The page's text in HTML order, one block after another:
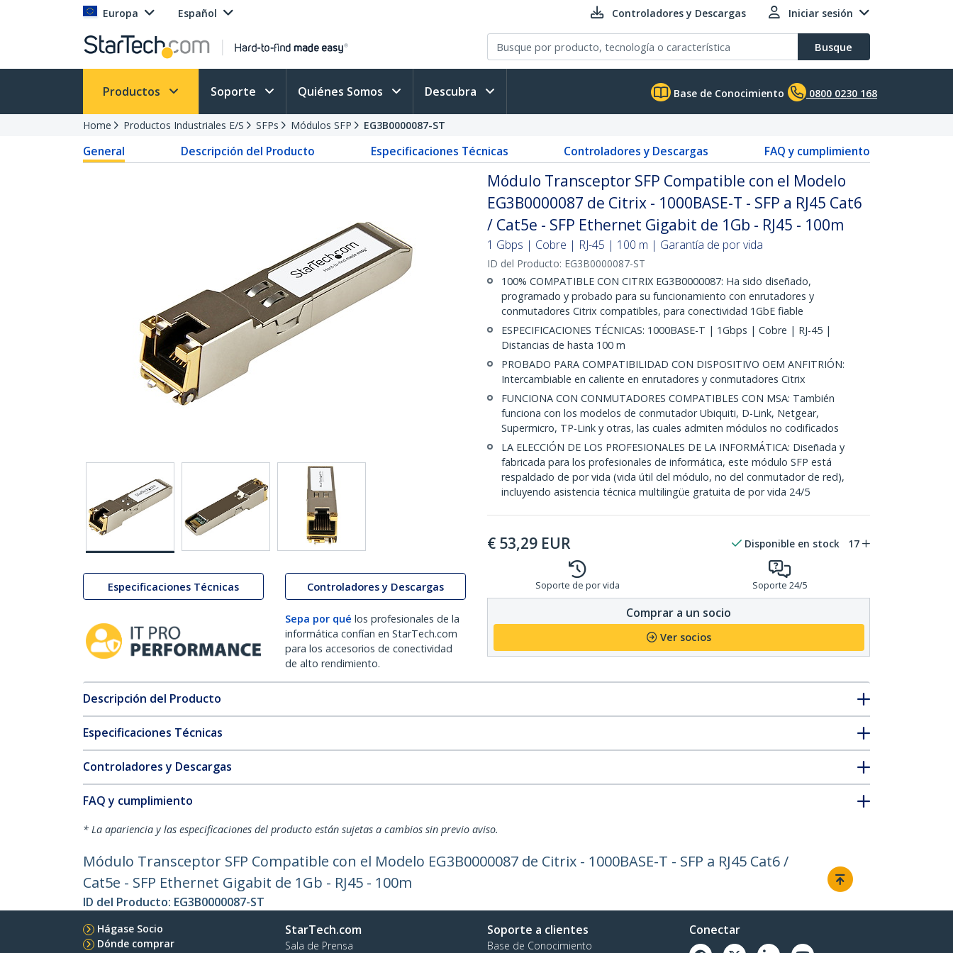
Europa Español Controladores y Descargas Iniciar sesión
Busque
Productos Soporte Quiénes Somos Descubra Base de Conocimiento 0800 0230 168
Home Productos Industriales E/S SFPs Módulos SFP EG3B0000087-ST
General Descripción del Producto Especificaciones Técnicas Controladores y Descargas FAQ y cumplimiento
Especificaciones Técnicas Controladores y Descargas
Sepa por qué los profesionales de la
informática confían en StarTech.com
para los accesorios de conectividad
de alto rendimiento.
Módulo Transceptor SFP Compatible con el Modelo
EG3B0000087 de Citrix - 1000BASE-T - SFP a RJ45 Cat6
/ Cat5e - SFP Ethernet Gigabit de 1Gb - RJ45 - 100m
1 Gbps | Cobre | RJ-45 | 100 m | Garantía de por vida
ID del Producto: EG3B0000087-ST
100% COMPATIBLE CON CITRIX EG3B0000087: Ha sido diseñado,
programado y probado para su funcionamiento con enrutadores y
conmutadores Citrix compatibles, para conectividad 1GbE fiable
ESPECIFICACIONES TÉCNICAS: 1000BASE-T | 1Gbps | Cobre | RJ-45 |
Distancias de hasta 100 m
PROBADO PARA COMPATIBILIDAD CON DISPOSITIVO OEM ANFITRIÓN:
Intercambiable en caliente en enrutadores y conmutadores Citrix
FUNCIONA CON CONMUTADORES COMPATIBLES CON MSA: También
funciona con los modelos de conmutador Ubiquiti, D-Link, Netgear,
Supermicro, TP-Link y otras, las cuales admiten módulos no codificados
LA ELECCIÓN DE LOS PROFESIONALES DE LA INFORMÁTICA: Diseñada y
fabricada para los profesionales de informática, este módulo SFP está
respaldado de por vida (vida útil del módulo, no del conmutador de red),
incluyendo asistencia técnica multilingüe gratuita de por vida 24/5
€ 53,29 EUR Disponible en stock 17
Soporte de por vida Soporte 24/5
Comprar a un socio
Ver socios
Descripción del Producto
Especificaciones Técnicas
Controladores y Descargas
FAQ y cumplimiento
* La apariencia y las especificaciones del producto están sujetas a cambios sin previo aviso.
Módulo Transceptor SFP Compatible con el Modelo EG3B0000087 de Citrix - 1000BASE-T - SFP a RJ45 Cat6 /
Cat5e - SFP Ethernet Gigabit de 1Gb - RJ45 - 100m
ID del Producto: EG3B0000087-ST
Hágase Socio
Dónde comprar
StarTech.com
Sala de Prensa
Soporte a clientes
Base de Conocimiento
Conectar